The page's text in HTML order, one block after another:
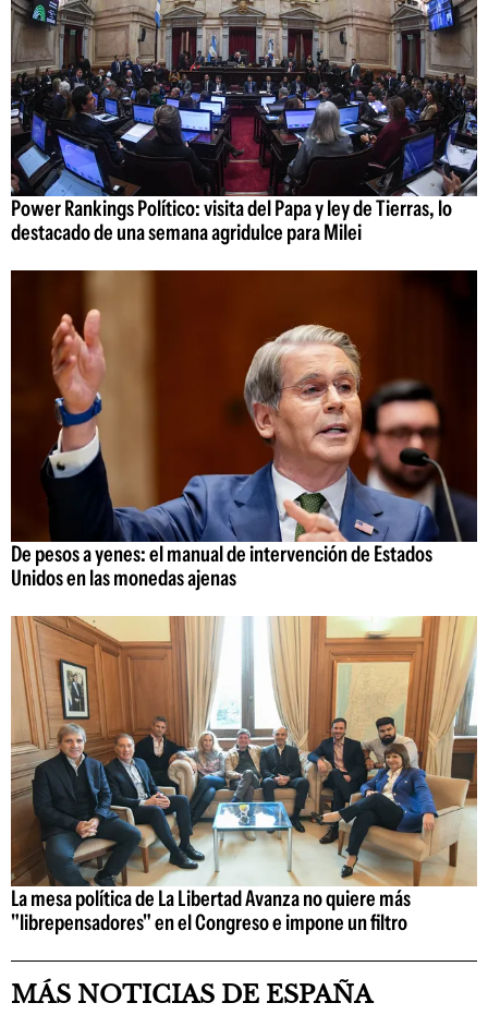
Power Rankings Político: visita del Papa y ley de Tierras, lo
destacado de una semana agridulce para Milei
De pesos a yenes: el manual de intervención de Estados
Unidos en las monedas ajenas
La mesa política de La Libertad Avanza no quiere más
"librepensadores" en el Congreso e impone un filtro
MÁS NOTICIAS DE ESPAÑA